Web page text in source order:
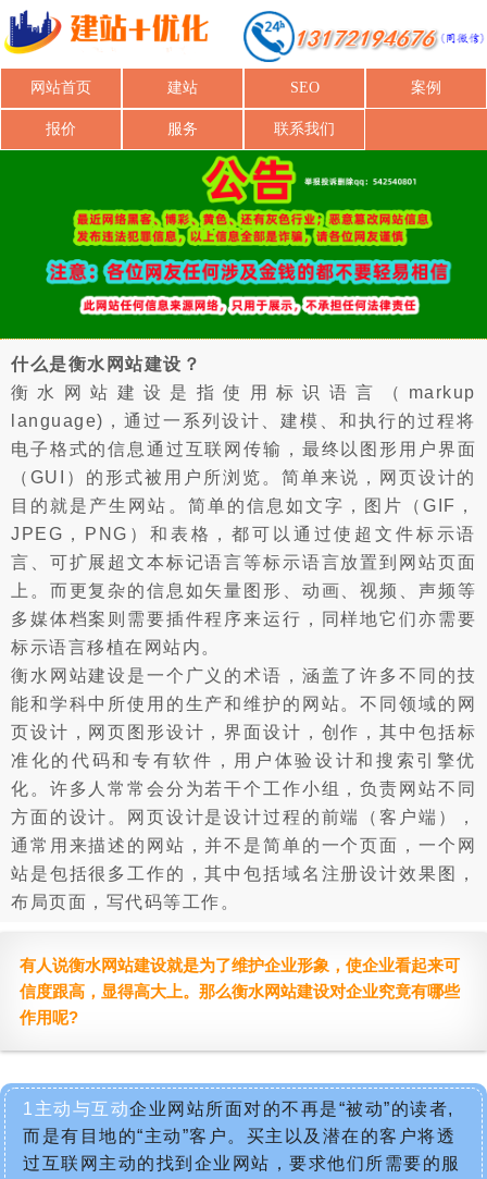
网站首页 建站 SEO 案例
报价 服务 联系我们
什么是衡水网站建设？
衡水网站建设是指使用标识语言（markup
language)，通过一系列设计、建模、和执行的过程将
电子格式的信息通过互联网传输，最终以图形用户界面
（GUI）的形式被用户所浏览。简单来说，网页设计的
目的就是产生网站。简单的信息如文字，图片（GIF，
JPEG，PNG）和表格，都可以通过使超文件标示语
言、可扩展超文本标记语言等标示语言放置到网站页面
上。而更复杂的信息如矢量图形、动画、视频、声频等
多媒体档案则需要插件程序来运行，同样地它们亦需要
标示语言移植在网站内。
衡水网站建设是一个广义的术语，涵盖了许多不同的技
能和学科中所使用的生产和维护的网站。不同领域的网
页设计，网页图形设计，界面设计，创作，其中包括标
准化的代码和专有软件，用户体验设计和搜索引擎优
化。许多人常常会分为若干个工作小组，负责网站不同
方面的设计。网页设计是设计过程的前端（客户端），
通常用来描述的网站，并不是简单的一个页面，一个网
站是包括很多工作的，其中包括域名注册设计效果图，
布局页面，写代码等工作。
有人说衡水网站建设就是为了维护企业形象，使企业看起来可
信度跟高，显得高大上。那么衡水网站建设对企业究竟有哪些
作用呢?
1主动与互动企业网站所面对的不再是“被动”的读者,
而是有目地的“主动”客户。买主以及潜在的客户将透
过互联网主动的找到企业网站，要求他们所需要的服